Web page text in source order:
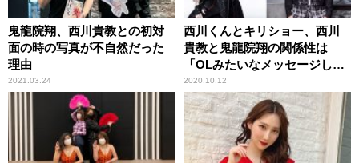
鬼龍院翔、西川貴教との初対
面の時の写真が不自然だった
理由
2021.03.24
西川くんとキリショー、西川
貴教と鬼龍院翔の関係性は
「OLみたいなメッセージしか
こない」
2020.10.12